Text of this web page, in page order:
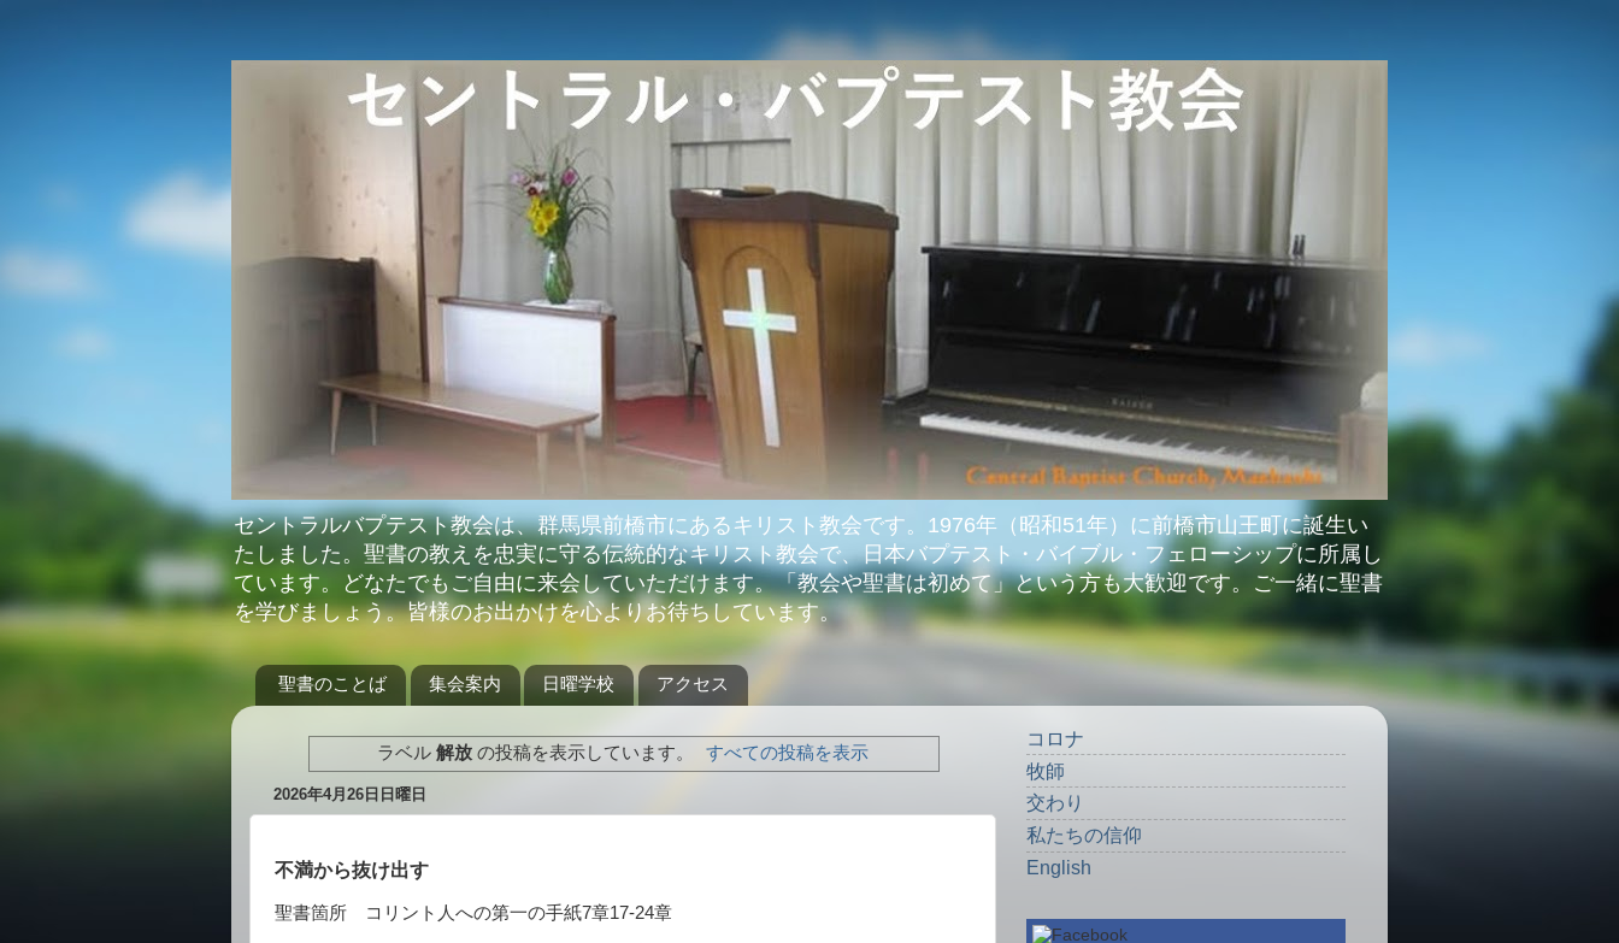
セントラルバプテスト教会は、群馬県前橋市にあるキリスト教会です。1976年（昭和51年）に前橋市山王町に誕生い
たしました。聖書の教えを忠実に守る伝統的なキリスト教会で、日本バプテスト・バイブル・フェローシップに所属し
ています。どなたでもご自由に来会していただけます。「教会や聖書は初めて」という方も大歓迎です。ご一緒に聖書
を学びましょう。皆様のお出かけを心よりお待ちしています。
聖書のことば 集会案内 日曜学校 アクセス
ラベル解放 の投稿を表示しています。 すべての投稿を表示
2026年4月26日日曜日
不満から抜け出す
聖書箇所 コリント人への第一の手紙7章17-24章
コロナ
牧師
交わり
私たちの信仰
English